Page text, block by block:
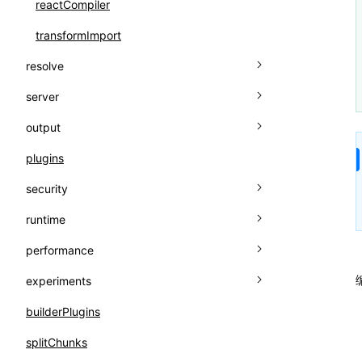
reactCompiler
transformImport
resolve
aliasStrategy
alias
conditionNames
dedupe
extensions
server
baseUrl
port
publicRoutes
routes
rsc
ssrByEntries
ssr
tsconfigPath
output
assetPrefix
assetsRetry
charset
cleanDistPath
convertToRem
copy
cssModules
plugins
security
checkSyntax
nonce
sri
runtime
介绍
plugins
router
performance
buildCache
chunkSplit
dnsPrefetch
experiments
sourceBuild
builderPlugins
splitChunks